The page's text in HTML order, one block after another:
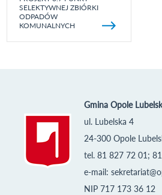
SELEKTYWNEJ ZBIÓRKI
ODPADÓW
KOMUNALNYCH
Gmina Opole
ul. Lubelska 4
24-300 Opole
tel. 81 827 72 01;
e-mail:
NIP 717 173 36 12